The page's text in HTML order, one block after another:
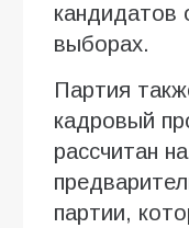
кандидатов
выборах.
Партия
кадровый
рассчитан
партии,